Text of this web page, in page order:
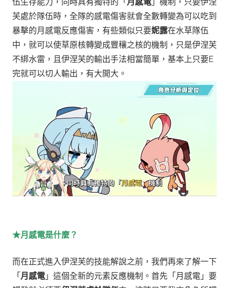
芙處於隊伍時，全隊的感電傷害就會全數轉變為可以吃到
暴擊的月感電反應傷害，有些類似只要妮露在水草隊伍
中，就可以使草原核轉變成豐穰之核的機制，只是伊涅芙
不綁水雷，且伊涅芙的輸出手法相當簡單，基本上只要E
完就可以切人輸出，有大開大。
★月感電是什麼？
而在正式進入伊涅芙的技能解說之前，我們再來了解一下
「 月感電 」這個全新的元素反應機制。首先「月感電」要